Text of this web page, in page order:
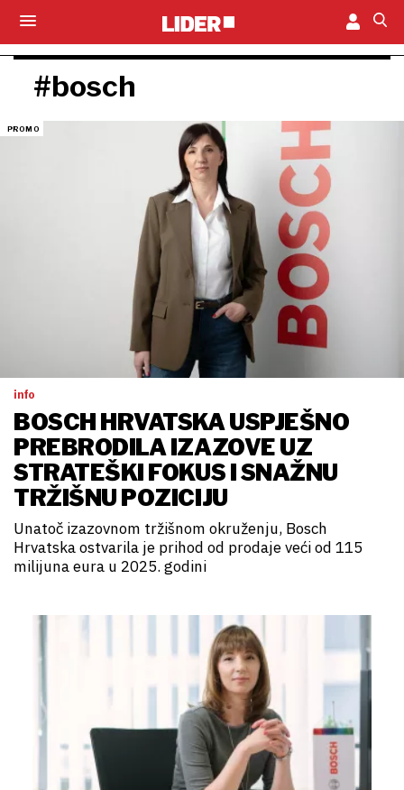
#bosch
info
BOSCH HRVATSKA USPJEŠNO
PREBRODILA IZAZOVE UZ
STRATEŠKI FOKUS I SNAŽNU
TRŽIŠNU POZICIJU
Unatoč izazovnom tržišnom okruženju, Bosch
Hrvatska ostvarila je prihod od prodaje veći od 115
milijuna eura u 2025. godini